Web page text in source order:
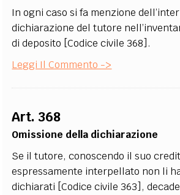
In ogni caso si fa menzione
dichiarazione del tutore
di deposito [Codice civile 368].
Leggi Il Commento ->
Art. 368
Omissione della dichiarazione
Se il tutore, conoscendo il suo
espressamente interpellato non li
dichiarati [Codice civile 363],